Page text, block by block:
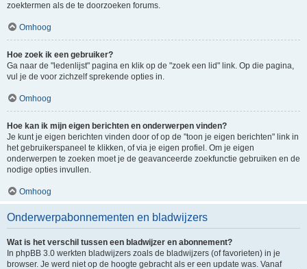
zoektermen als de te doorzoeken forums.
Omhoog
Hoe zoek ik een gebruiker?
Ga naar de "ledenlijst" pagina en klik op de "zoek een lid" link. Op die pagina,
vul je de voor zichzelf sprekende opties in.
Omhoog
Hoe kan ik mijn eigen berichten en onderwerpen vinden?
Je kunt je eigen berichten vinden door of op de "toon je eigen berichten" link in
het gebruikerspaneel te klikken, of via je eigen profiel. Om je eigen
onderwerpen te zoeken moet je de geavanceerde zoekfunctie gebruiken en de
nodige opties invullen.
Omhoog
Onderwerpabonnementen en bladwijzers
Wat is het verschil tussen een bladwijzer en abonnement?
In phpBB 3.0 werkten bladwijzers zoals de bladwijzers (of favorieten) in je
browser. Je werd niet op de hoogte gebracht als er een update was. Vanaf